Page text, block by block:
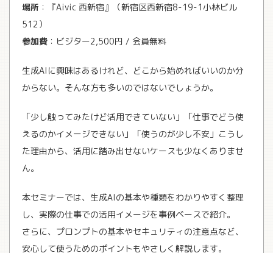
場所 ：『Aivic 西新宿』（新宿区西新宿8-19-1小林ビル
512）
参加費 ：ビジター2,500円 / 会員無料
生成AIに興味はあるけれど、どこから始めればいいのか分
からない。そんな方も多いのではないでしょうか。
「少し触ってみたけど活用できていない」「仕事でどう使
えるのかイメージできない」「使うのが少し不安」こうし
た理由から、活用に踏み出せないケースも少なくありませ
ん。
本セミナーでは、生成AIの基本や種類をわかりやすく整理
し、実際の仕事での活用イメージを事例ベースで紹介。
さらに、プロンプトの基本やセキュリティの注意点など、
安心して使うためのポイントもやさしく解説します。